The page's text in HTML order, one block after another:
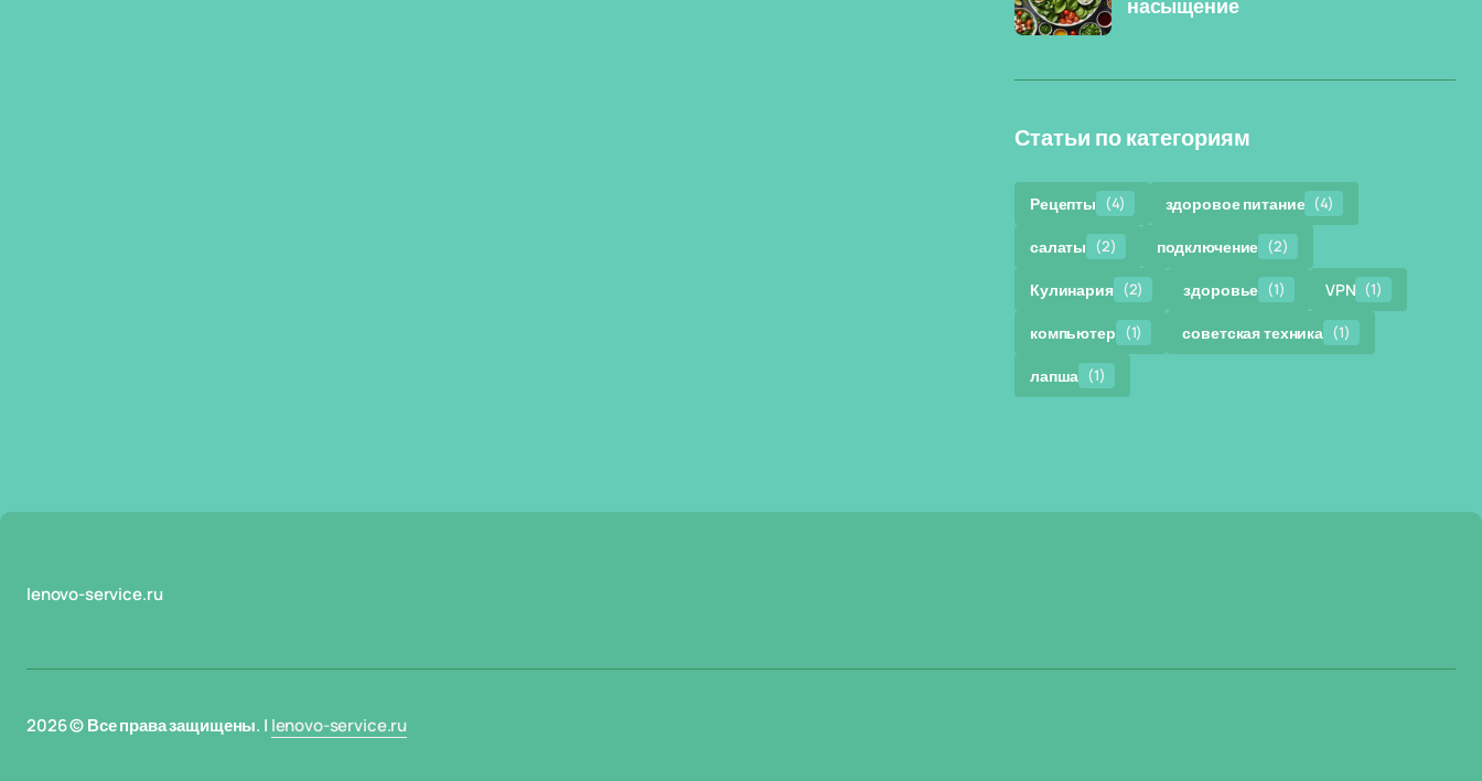
насыщение
Статьи по категориям
Рецепты (4) здоровое питание (4)
салаты (2) подключение (2)
Кулинария (2) здоровье (1) VPN (1)
компьютер (1) советская техника (1)
лапша (1)
lenovo-service.ru
2026 © Все права защищены. | lenovo-service.ru